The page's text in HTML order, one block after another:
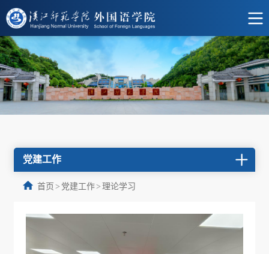
党建工作
首页 > 党建工作> 理论学习